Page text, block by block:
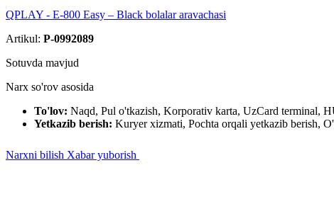
QPLAY - E-800 Easy – Black bolalar aravachasi
Artikul: P-0992089
Sotuvda mavjud
Narx so'rov asosida
To'lov: Naqd, Pul o'tkazish, Korporativ karta, UzCard terminal,
Yetkazib berish: Kuryer xizmati, Pochta orqali yetkazib berish,
Narxni bilish Xabar yuborish